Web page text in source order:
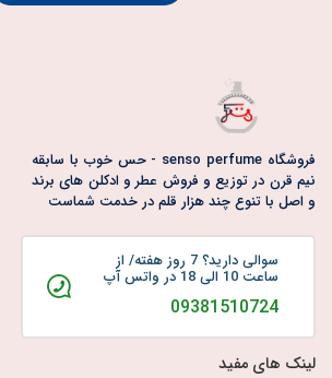
فروشگاه senso perfume - حس خوب با سابقه
نیم قرن در توزیع و فروش عطر و ادکلن های برند
و اصل با تنوع چند هزار قلم در خدمت شماست
سوالی دارید؟ 7 روز هفته/ از
ساعت 10 الی 18 در واتس آپ
09381510724
لینک های مفید